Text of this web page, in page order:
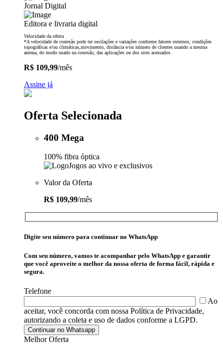
Jornal Digital
Editora e livraria digital
Velocidade da oferta
*A velocidade de conexão pode ter oscilações e variações conforme fatores externos, condições
topográficas e/ou climáticas,movimento, distância e/ou número de clientes usando a mesma
antena, do modo usado na conexão, das aplicações ou dos sites acessados.
R$ 109,99/mês
Assine já
Oferta Selecionada
400 Mega
100% fibra óptica
Jogos ao vivo e exclusivos
Valor da Oferta
R$ 109,99/mês
Digite seu número para continuar no WhatsApp
Com seu número, vamos te acompanhar pelo WhatsApp e garantir
que você aproveite o melhor da nossa oferta de forma fácil, rápida e
segura.
Telefone
Ao
aceitar, você concorda com nossa Política de Privacidade,
autorizando a coleta e uso de dados conforme a LGPD.
Melhor Oferta